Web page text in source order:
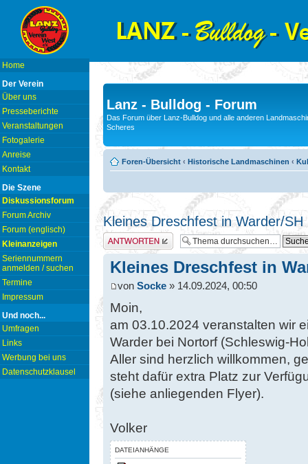
Home
Der Verein
Über uns
Presseberichte
Veranstaltungen
Fotogalerie
Anreise
Kontakt
Die Szene
Diskussionsforum
Forum Archiv
Forum (englisch)
Kleinanzeigen
Seriennummern
anmelden / suchen
Termine
Impressum
Und noch...
Umfragen
Links
Werbung bei uns
Datenschutzklausel
Lanz - Bulldog - Forum
Das Forum über Lanz-Bulldog und alle anderen
Scheres
Foren-Übersicht ‹ Historische Landmaschinen ‹
Kleines Dreschfest in Warder/SH
Antwort erstellen
Kleines Dreschfest in
von Socke » 14.09.2024, 00:50
Moin,
am 03.10.2024 veranstalten wir
Warder bei Nortorf (Schleswig-
Aller sind herzlich willkommen,
steht dafür extra Platz zur
(siehe anliegenden Flyer).
Volker
DATEIANHÄNGE